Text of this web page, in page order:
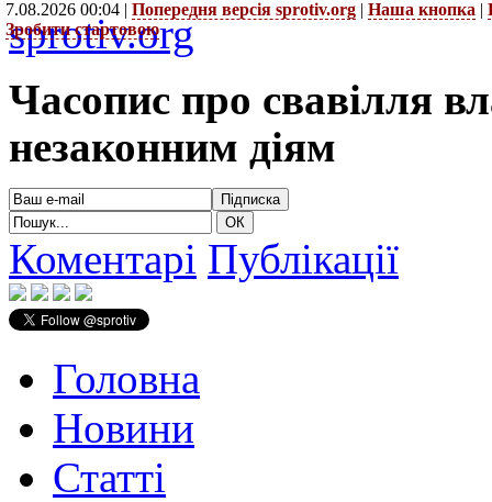
7.08.2026 00:04 | Попередня версія sprotiv.org | Наша кнопка |
Зробити стартовою
sprotiv.org
Часопис про свавілля
незаконним діям
Коментарі Публікації
Головна
Новини
Статті